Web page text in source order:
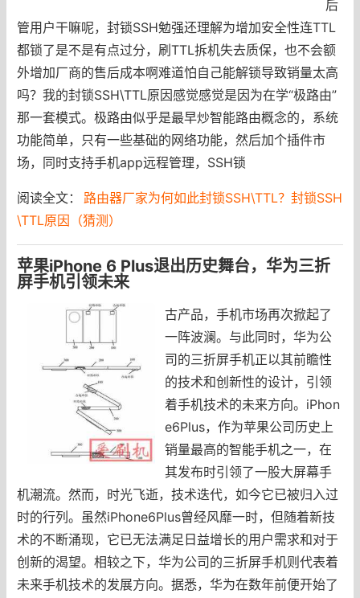
后
管用户干嘛呢，封锁SSH勉强还理解为增加安全性连TTL
都锁了是不是有点过分，刷TTL拆机失去质保，也不会额
外增加厂商的售后成本啊难道怕自己能解锁导致销量太高
吗？我的封锁SSH\TTL原因感觉感觉是因为在学“极路由”
那一套模式。极路由似乎是最早炒智能路由概念的，系统
功能简单，只有一些基础的网络功能，然后加个插件市
场，同时支持手机app远程管理，SSH锁
阅读全文：
路由器厂家为何如此封锁SSH\TTL？封锁SSH
\TTL原因（猜测）
苹果iPhone 6 Plus退出历史舞台，华为三折
屏手机引领未来
古产品，手机市场再次掀起了
一阵波澜。与此同时，华为公
司的三折屏手机正以其前瞻性
的技术和创新性的设计，引领
着手机技术的未来方向。iPhon
e6Plus，作为苹果公司历史上
销量最高的智能手机之一，在
其发布时引领了一股大屏幕手
机潮流。然而，时光飞逝，技术迭代，如今它已被归入过
时的行列。虽然iPhone6Plus曾经风靡一时，但随着新技
术的不断涌现，它已无法满足日益增长的用户需求和对于
创新的渴望。相较之下，华为公司的三折屏手机则代表着
未来手机技术的发展方向。据悉，华为在数年前便开始了